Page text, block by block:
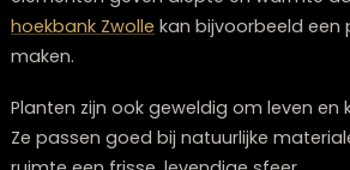
Hoe behoud je een
uitstraling zonder saai te
Een minimalistische uitstraling